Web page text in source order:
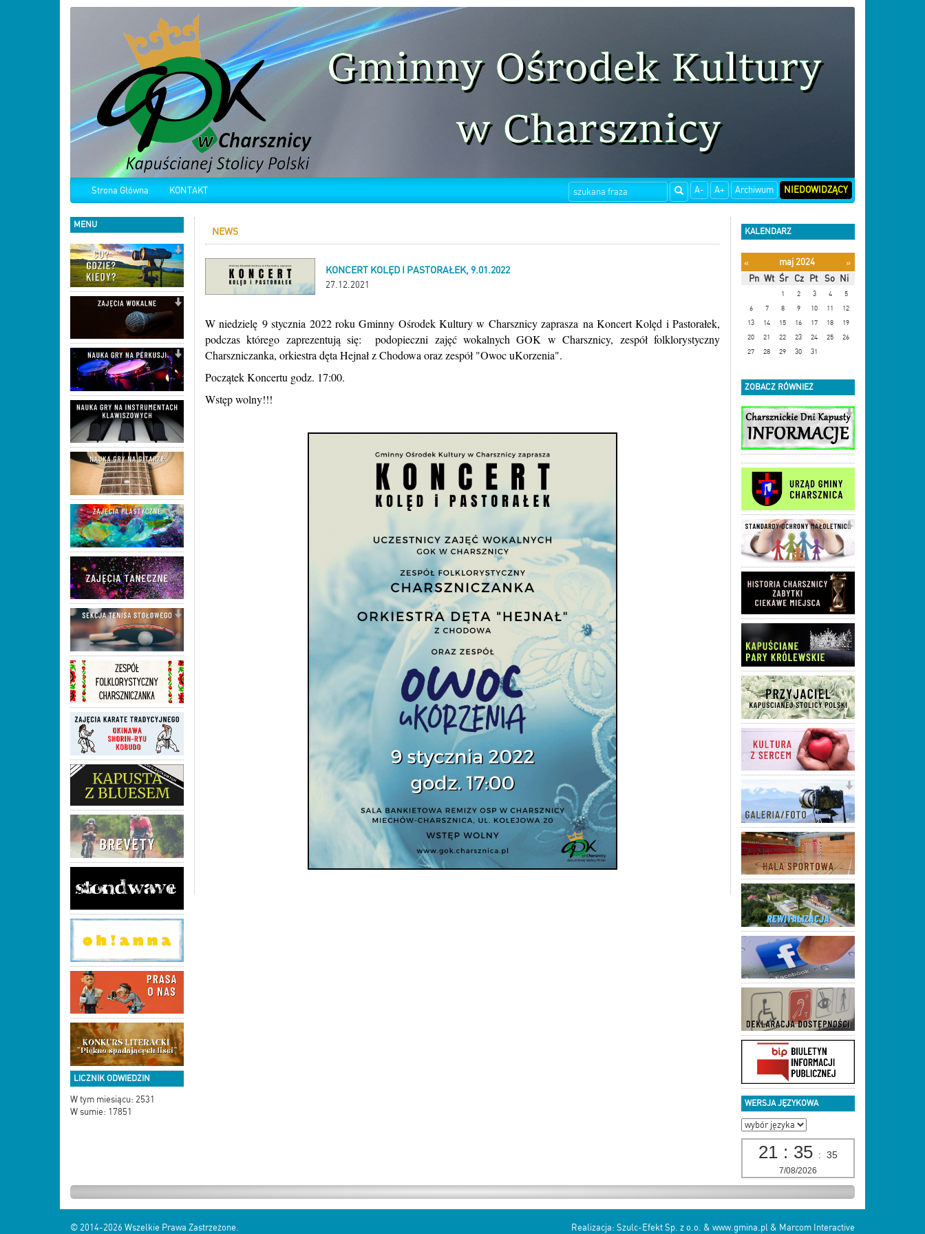
Strona Główna KONTAKT A- A+ Archiwum NIEDOWIDZĄCY
MENU
LICZNIK ODWIEDZIN
W tym miesiącu: 2531
W sumie: 17851
NEWS
KONCERT KOLĘD I PASTORAŁEK, 9.01.2022
27.12.2021
W niedzielę 9 stycznia 2022 roku Gminny Ośrodek Kultury w Charsznicy zaprasza na Koncert Kolęd i Pastorałek,
podczas którego zaprezentują się: podopieczni zajęć wokalnych GOK w Charsznicy, zespół folklorystyczny
Charszniczanka, orkiestra dęta Hejnał z Chodowa oraz zespół "Owoc uKorzenia".
Początek Koncertu godz. 17:00.
Wstęp wolny!!!
KALENDARZ
« maj 2024
»
Pn Wt Śr Cz Pt So Ni
1 2 3 4
5
6
7 8 9 10 11
12
13
14 15 16 17 18
19
20
21 22 23 24 25
26
27
28 29 30 31
ZOBACZ RÓWNIEŻ
WERSJA JĘZYKOWA
21 : 35 : 35
7/08/2026
© 2014-2026 Wszelkie Prawa Zastrzeżone. Realizacja: Szulc-Efekt Sp. z o.o. & www.gmina.pl & Marcom Interactive